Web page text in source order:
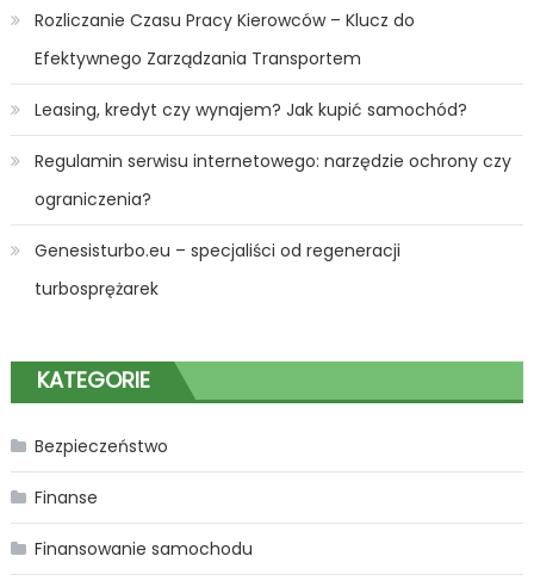
Rozliczanie Czasu Pracy Kierowców – Klucz do
Efektywnego Zarządzania Transportem
Leasing, kredyt czy wynajem? Jak kupić samochód?
Regulamin serwisu internetowego: narzędzie ochrony czy
ograniczenia?
Genesisturbo.eu – specjaliści od regeneracji
turbosprężarek
KATEGORIE
Bezpieczeństwo
Finanse
Finansowanie samochodu